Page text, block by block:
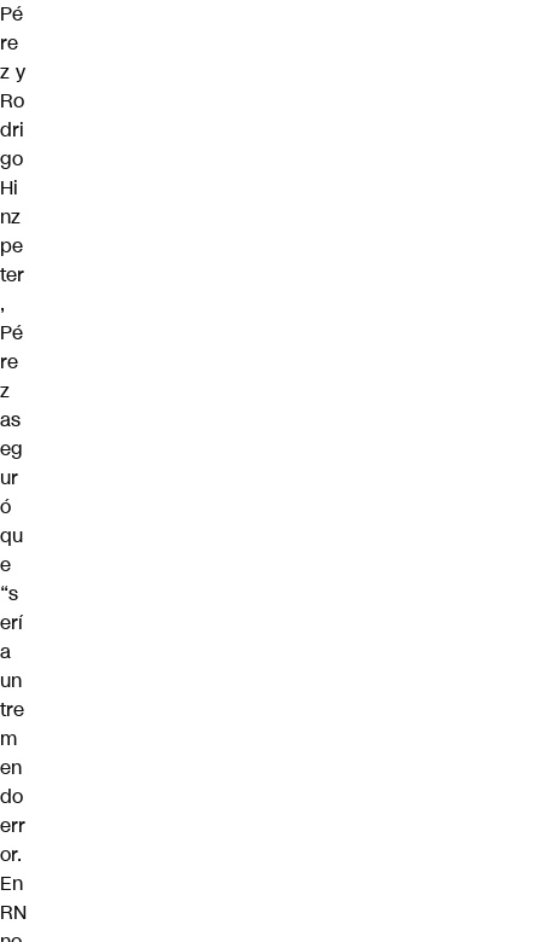
Pé
re
z y
Ro
dri
go
Hi
nz
pe
ter
,
Pé
re
z
as
eg
ur
ó
qu
e
“s
erí
a
un
tre
m
en
do
err
or.
En
RN